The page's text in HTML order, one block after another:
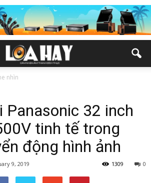
nhìn
Panasonic 32 inch
tinh tế trong
động hình ảnh
9, 2019 0
1309